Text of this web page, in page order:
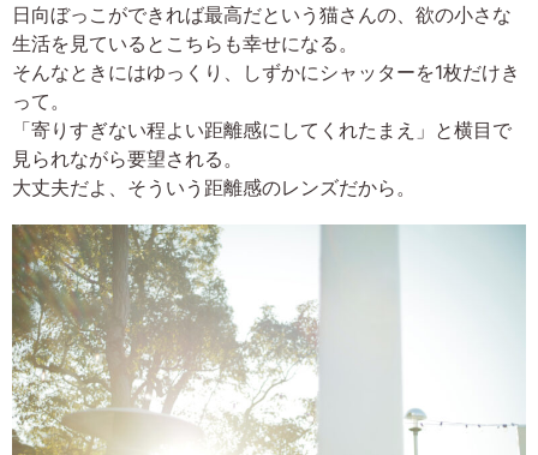
日向ぼっこができれば最高だという猫さんの、欲の小さな
生活を見ているとこちらも幸せになる。
そんなときにはゆっくり、しずかにシャッターを1枚だけき
って。
「寄りすぎない程よい距離感にしてくれたまえ」と横目で
見られながら要望される。
大丈夫だよ、そういう距離感のレンズだから。